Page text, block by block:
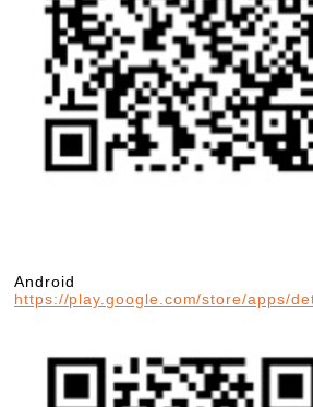
Android
https://play.google.com/store/apps/